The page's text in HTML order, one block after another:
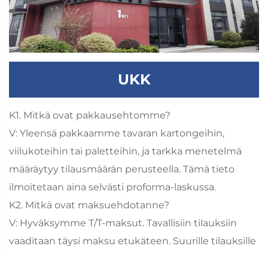
UKK
K1. Mitkä ovat pakkausehtomme?
V: Yleensä pakkaamme tavaran kartongeihin,
viilukoteihin tai paletteihin, ja tarkka menetelmä
määräytyy tilausmäärän perusteella. Tämä tieto
ilmoitetaan aina selvästi proforma-laskussa.
K2. Mitkä ovat maksuehdotanne?
V: Hyväksymme T/T-maksut. Tavallisiin tilauksiin
vaaditaan täysi maksu etukäteen. Suurille tilauksille